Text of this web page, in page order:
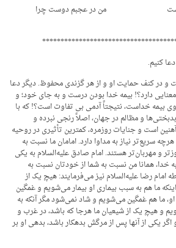
نیست من در عجبم دوست چرا
کنیم.
و در کنف حمایت او و از هر گزندی محفوظ. دیگر دعا
دارد؟! بیمه خدا بودن درست و به جای خود؛ و
بیمه خداست، نتیجتاً آدمی بی تفاوت است؟! که با
و مظالم در جهان، اصلاً رنجی نبرده و
است و جنایات روزمره، کمترین تأثیری در روحیه
سریع‌تر نیاز به مداوا دارد. امامان ما نسبت به
و مهربان‌تر هستند. امام صادق علیه‌السلام به یکی
خدا، همانا من نسبت به شما از خودتان نسبت به
امام رضا علیه‌السلام نیز می‌فرمایند: هیچ یک از
ما هم به سبب بیماری او بیمار می‌شویم و غمگین
ما هم غمگین می‌شویم و شاد نمی‌شود مگر آنکه به
و هیچ یک از شیعیان ما هرجا که باشد، در غرب و
یکی از آنها پس از مرگش بدهکار باشد، بدهی او بر